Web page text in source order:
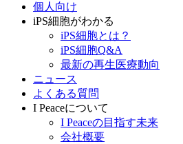
個人向け
iPS細胞がわかる
iPS細胞とは？
iPS細胞Q&A
最新の再生医療動向
ニュース
よくある質問
I Peaceについて
I Peaceの目指す未来
会社概要